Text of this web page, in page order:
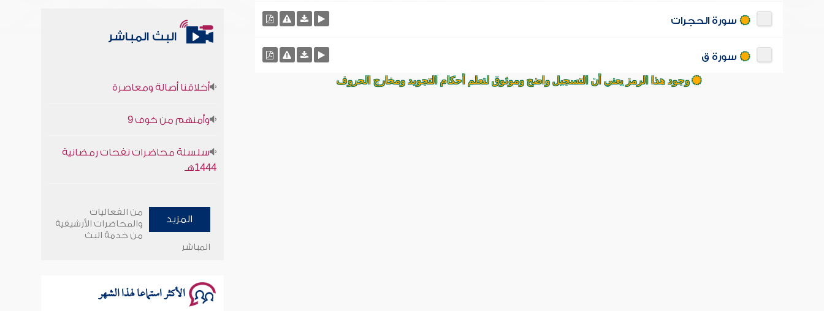
سورة الحجرات
سورة ق
وجود هذا الرمز يعني أن التسجيل واضح وموثوق لتعلم أحكام التجويد ومخارج الحروف
البث المباشر
1444هـ
وأمنهم من خوف 9
المزيد
من الفعاليات
والمحاضرات الأرشيفية
من خدمة البث
المباشر
الأكثر استماعا لهذا الشهر